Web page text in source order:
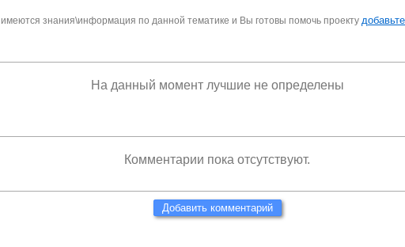
имеются знания\информация по данной тематике и Вы готовы помочь проекту
На данный момент лучшие не определены
Комментарии пока отсутствуют.
Добавить комментарий